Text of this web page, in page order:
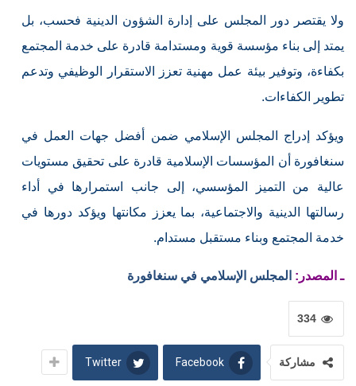
ولا يقتصر دور المجلس على إدارة الشؤون الدينية فحسب، بل
يمتد إلى بناء مؤسسة قوية ومستدامة قادرة على خدمة المجتمع
بكفاءة، وتوفير بيئة عمل مهنية تعزز الاستقرار الوظيفي وتدعم
تطوير الكفاءات.
ويؤكد إدراج المجلس الإسلامي ضمن أفضل جهات العمل في
سنغافورة أن المؤسسات الإسلامية قادرة على تحقيق مستويات
عالية من التميز المؤسسي، إلى جانب استمرارها في أداء
رسالتها الدينية والاجتماعية، بما يعزز مكانتها ويؤكد دورها في
خدمة المجتمع وبناء مستقبل مستدام.
ـ المصدر: المجلس الإسلامي في سنغافورة
334
مشاركة Facebook
Twitter